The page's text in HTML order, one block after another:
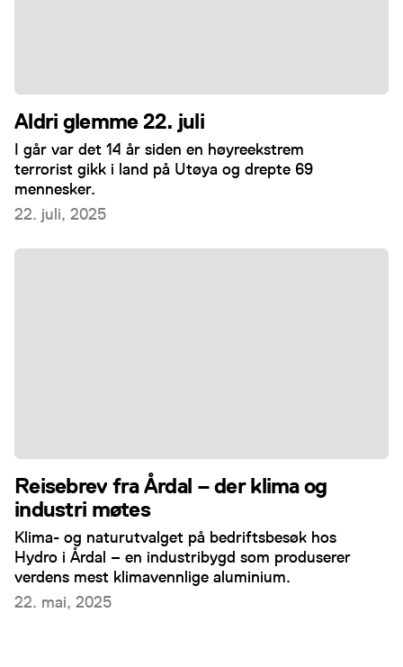
Aldri glemme 22. juli
I går var det 14 år siden en høyreekstrem
terrorist gikk i land på Utøya og drepte 69
mennesker.
22. juli, 2025
Reisebrev fra Årdal – der klima og
industri møtes
Klima- og naturutvalget på bedriftsbesøk hos
Hydro i Årdal – en industribygd som produserer
verdens mest klimavennlige aluminium.
22. mai, 2025